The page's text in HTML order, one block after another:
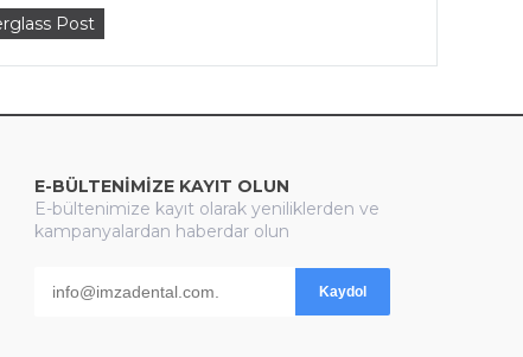
Post
E-BÜLTENİMİZE KAYIT OLUN
E-bültenimize kayıt olarak yeniliklerden ve
kampanyalardan haberdar olun
Kaydol